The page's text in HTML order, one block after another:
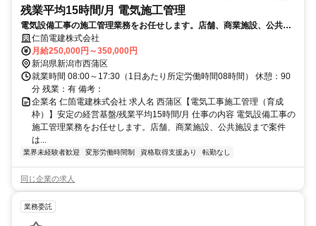
残業平均15時間/月 電気施工管理
電気設備工事の施工管理業務をお任せします。店舗、商業施設、公共施
設まで案件は多岐にわたり、工事計画の立案や工程・安全管理等を行い
ます。施工管理未経験の場合でも資格取得支援や研修でフォローしま
す。
仁箇電建株式会社
月給250,000円～350,000円
新潟県新潟市西蒲区
就業時間 08:00～17:30（1日あたり所定労働時間08時間） 休憩：90
分 残業：有 備考：
企業名 仁箇電建株式会社 求人名 西蒲区【電気工事施工管理（育成
枠）】安定の経営基盤/残業平均15時間/月 仕事の内容 電気設備工事の
施工管理業務をお任せします。店舗、商業施設、公共施設まで案件
は...
業界未経験者歓迎 変形労働時間制 資格取得支援あり 転勤なし
同じ企業の求人
業務委託